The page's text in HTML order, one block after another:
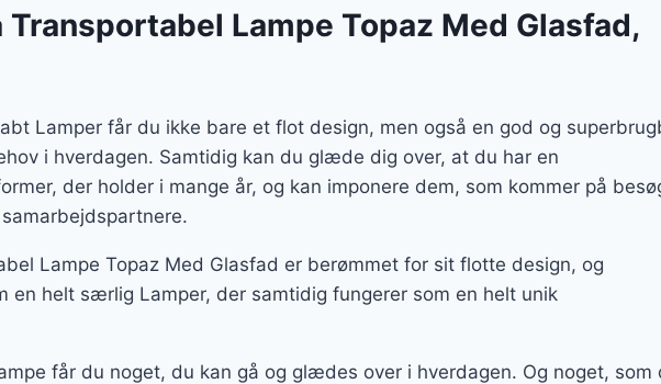
3.349 kr..
Lampe Topaz Med Glasfad,
Lamper får du ikke bare et flot design, men også en god og
i hverdagen. Samtidig kan du glæde dig over, at du har en
der holder i mange år, og kan imponere dem, som kommer på
Lampe Topaz Med Glasfad er berømmet for sit flotte design, og
en helt særlig Lamper, der samtidig fungerer som en helt unik
får du noget, du kan gå og glædes over i hverdagen. Og noget, som